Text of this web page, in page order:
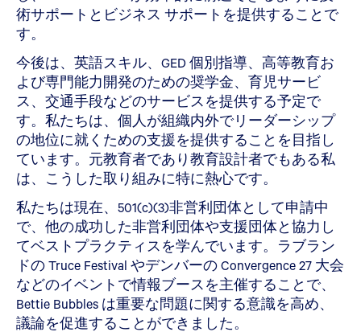
術サポートとビジネス サポートを提供することで
す。
今後は、英語スキル、GED 個別指導、高等教育お
よび専門能力開発のための奨学金、育児サービ
ス、交通手段などのサービスを提供する予定で
す。私たちは、個人が組織内外でリーダーシップ
の地位に就くための支援を提供することを目指し
ています。元教育者であり教育設計者でもある私
は、こうした取り組みに特に熱心です。
私たちは現在、501(c)(3)非営利団体として申請中
で、他の成功した非営利団体や支援団体と協力し
てベストプラクティスを学んでいます。ラブラン
ドの Truce Festival やデンバーの Convergence 27 大会
などのイベントで情報ブースを主催することで、
Bettie Bubbles は重要な問題に関する意識を高め、
議論を促進することができました。